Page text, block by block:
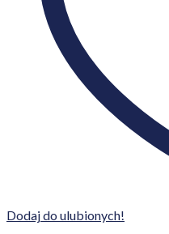
Dodaj do ulubionych!